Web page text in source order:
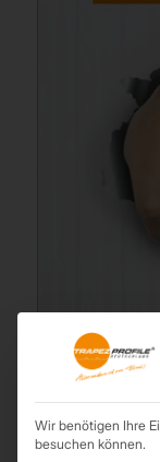
Verkäufer
11. März 2025
Du bist ein
Dann haben wir
unseres
Wir benötigen Ihre
besuchen können.